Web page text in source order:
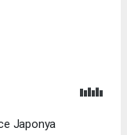
Japonya